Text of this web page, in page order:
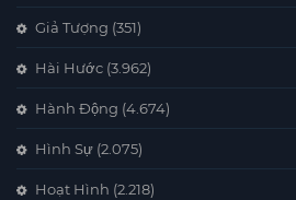
Giả Tượng (351)
Hài Hước (3.962)
Hành Động (4.674)
Hình Sự (2.075)
Hoạt Hình (2.218)